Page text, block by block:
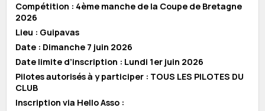
Compétition : 4ème manche de la Coupe de Bretagne
2026
Lieu : Guipavas
Date : Dimanche 7 juin 2026
Date limite d’inscription : Lundi 1er juin 2026
Pilotes autorisés à y participer : TOUS LES PILOTES DU
CLUB
Inscription via Hello Asso :